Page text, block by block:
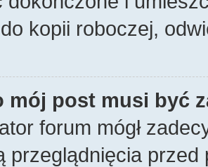
kopii roboczej,
mój post musi być
forum mógł
przeglądnięcia